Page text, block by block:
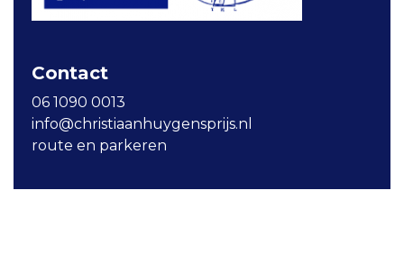
Contact
06 1090 0013
info@christiaanhuygensprijs.nl
route en parkeren